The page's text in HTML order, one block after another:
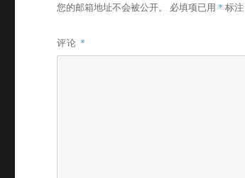
您的邮箱地址不会被公开。 必填项已用 * 标注
评论 *